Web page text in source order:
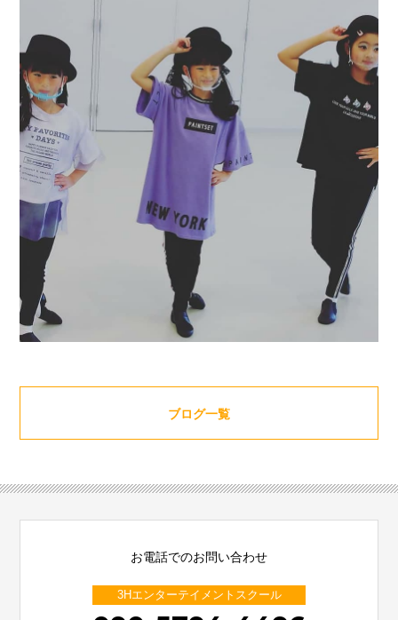
ブログ一覧
お電話でのお問い合わせ
3Hエンターテイメントスクール